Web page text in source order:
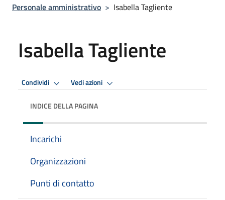
Personale amministrativo > Isabella Tagliente
Isabella Tagliente
Condividi Vedi azioni
INDICE DELLA PAGINA
Incarichi
Organizzazioni
Punti di contatto